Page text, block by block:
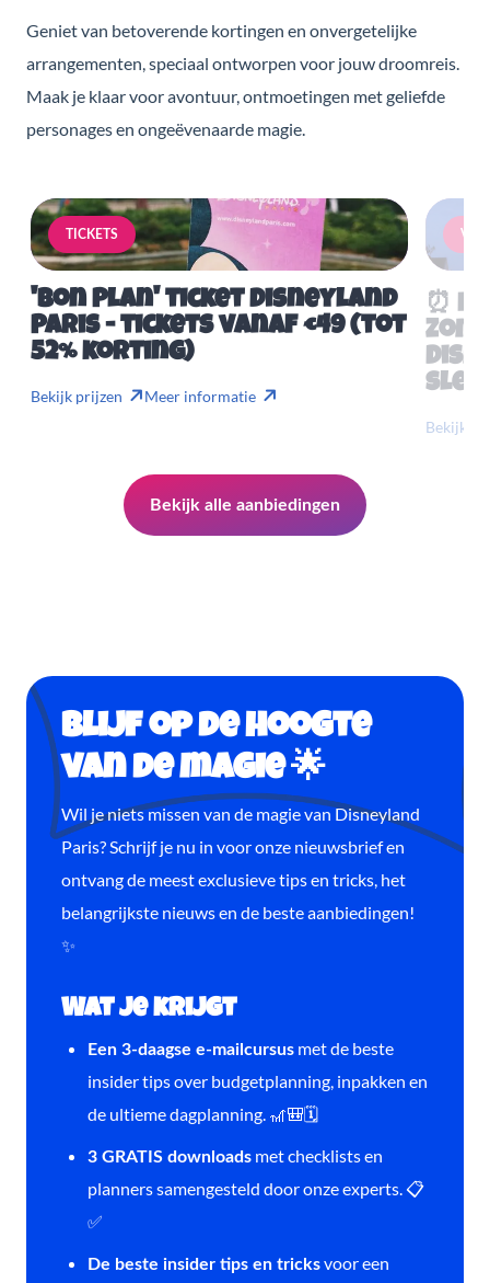
Geniet van betoverende kortingen en onvergetelijke
arrangementen, speciaal ontworpen voor jouw droomreis.
Maak je klaar voor avontuur, ontmoetingen met geliefde
personages en ongeëvenaarde magie.
TICKETS
'Bon Plan' ticket Disneyland
Paris - tickets vanaf €49 (tot
52% korting)
Bekijk prijzen Meer informatie
⏰
Bekijk
Bekijk alle aanbiedingen
Blijf op de hoogte
van de magie 🌟
Wil je niets missen van de magie van Disneyland
Paris? Schrijf je nu in voor onze nieuwsbrief en
ontvang de meest exclusieve tips en tricks, het
belangrijkste nieuws en de beste aanbiedingen!
✨
Wat je krijgt
Een 3-daagse e-mailcursus met de beste
insider tips over budgetplanning, inpakken en
de ultieme dagplanning. 🎢🎒🗓️
3 GRATIS downloads met checklists en
planners samengesteld door onze experts. 📋
✅
De beste insider tips en tricksvoor een